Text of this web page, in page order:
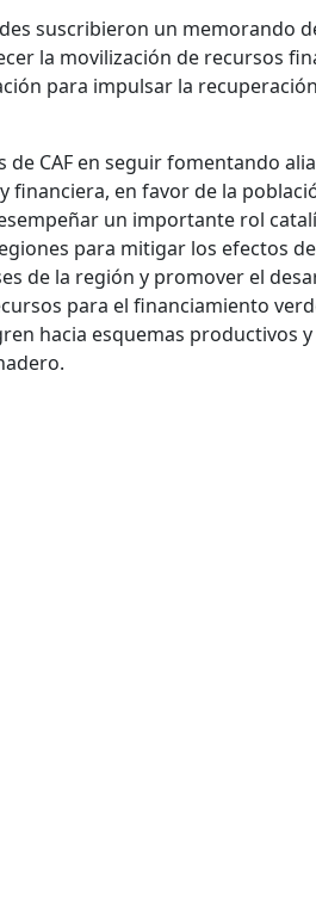
suscribieron un memorando
la movilización de recursos
para impulsar la
CAF en seguir fomentando
en favor de la
un importante rol
para mitigar los efectos
de la región y promover el
para el financiamiento
hacia esquemas productivos